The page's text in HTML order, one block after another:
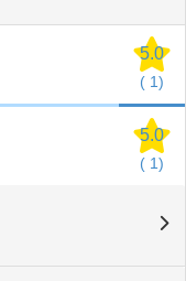
5.0
( 1)
5.0
( 1)